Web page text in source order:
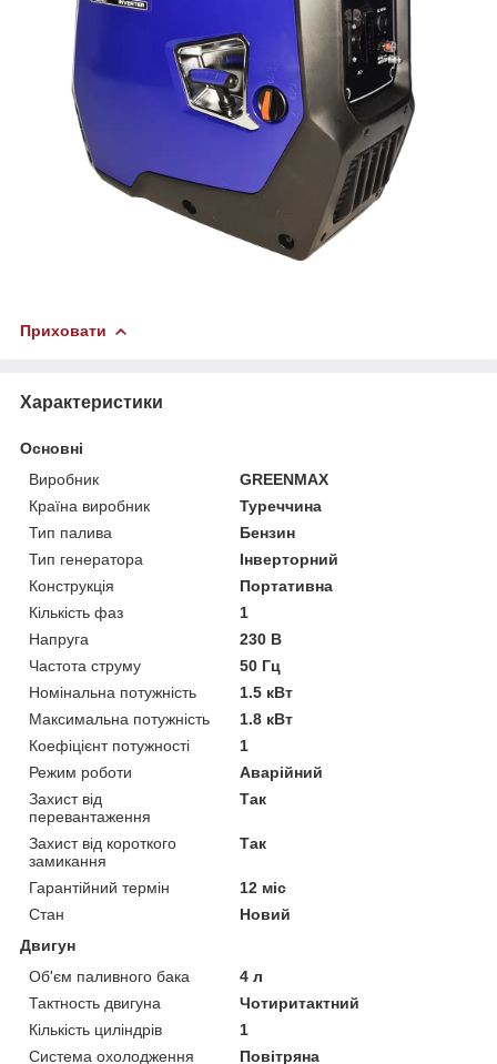
Приховати
Характеристики
Основні
Виробник
GREENMAX
Країна виробник
Туреччина
Тип палива
Бензин
Тип генератора
Інверторний
Конструкція
Портативна
Кількість фаз
1
Напруга
230 В
Частота струму
50 Гц
Номінальна потужність
1.5 кВт
Максимальна потужність
1.8 кВт
Коефіцієнт потужності
1
Режим роботи
Аварійний
Захист від
перевантаження
Так
Захист від короткого
замикання
Так
Гарантійний термін
12 міс
Стан
Новий
Двигун
Об'єм паливного бака
4 л
Тактность двигуна
Чотиритактний
Кількість циліндрів
1
Система охолодження
Повітряна